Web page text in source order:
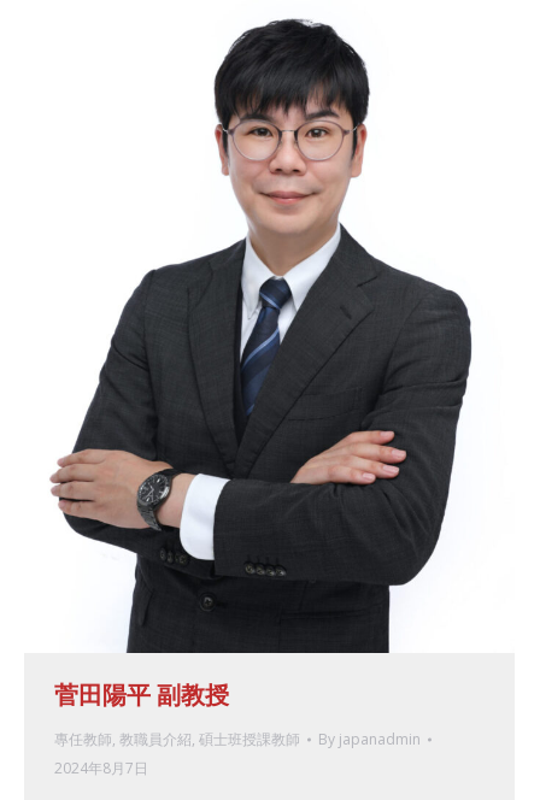
菅田陽平 副教授
專任教師, 教職員介紹, 碩士班授課教師 By japanadmin
2024年8月7日